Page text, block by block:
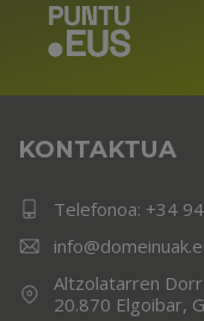
KONTAKTUA
Telefonoa: +34
Altzolatarren
20.870 Elgoibar,